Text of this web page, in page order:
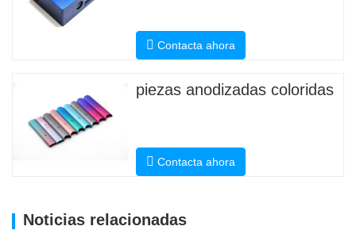
Contacta ahora
piezas anodizadas coloridas
Contacta ahora
Noticias relacionadas